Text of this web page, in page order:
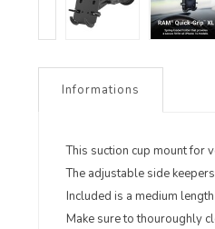
Informations
This suction cup mount for
The adjustable side
Included is a medium
Make sure to thouroughly